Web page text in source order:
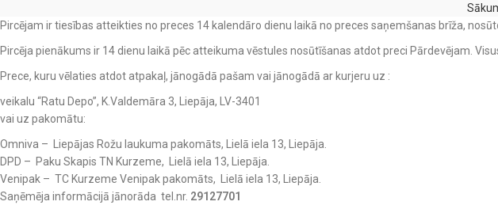
Pircējam ir tiesības atteikties no preces 14 kalendāro dienu laikā no preces saņemšanas brīža,
Pircēja pienākums ir 14 dienu laikā pēc atteikuma vēstules nosūtīšanas atdot preci Pārdevējam.
Prece, kuru vēlaties atdot atpakaļ, jānogādā pašam vai jānogādā ar kurjeru uz :
veikalu “Ratu Depo”, K.Valdemāra 3, Liepāja, LV-3401
vai uz pakomātu:
Omniva – Liepājas Rožu laukuma pakomāts, Lielā iela 13, Liepāja.
DPD – Paku Skapis TN Kurzeme, Lielā iela 13, Liepāja.
Venipak – TC Kurzeme Venipak pakomāts, Lielā iela 13, Liepāja.
Saņēmēja informācijā jānorāda tel.nr. 29127701